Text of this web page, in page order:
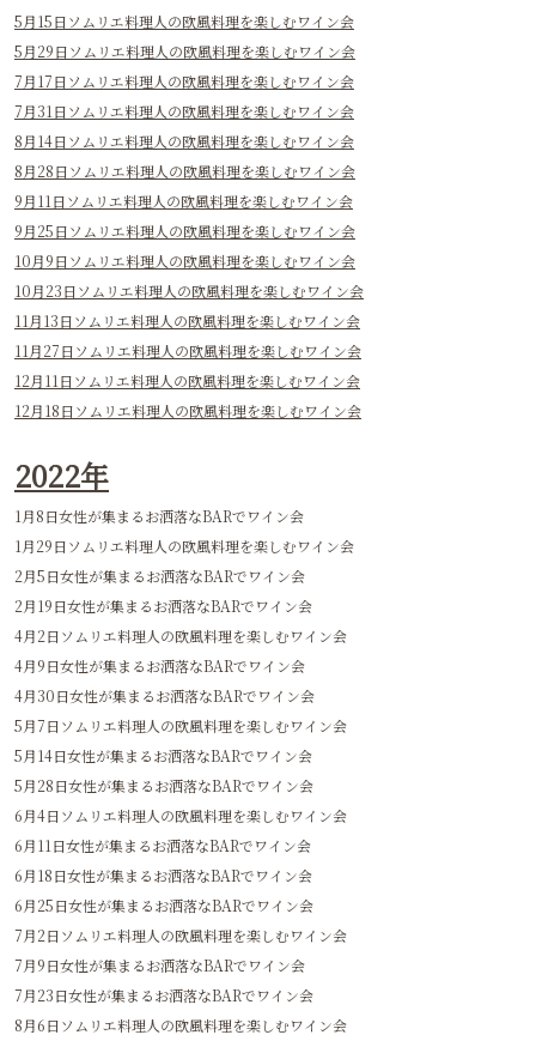
12月19日Xmasワイン会
12月20日30代のXmasワイン会
12月20日大人のXmasワイン会
12月26日（土）30代の忘年ワイン会
12月26日（土）大人の忘年ワイン会
12月27日（土）師走ワイン会
2021年
1月16日新年ワイン会
3月13日ソムリエ料理人の欧風料理を楽しむワイン会
3月27日ソムリエ料理人の欧風料理を楽しむワイン会
4月10日ソムリエ料理人の欧風料理を楽しむワイン会
5月1日ソムリエ料理人の欧風料理を楽しむワイン会
5月15日ソムリエ料理人の欧風料理を楽しむワイン会
7月17日ソムリエ料理人の欧風料理を楽しむワイン会
7月31日ソムリエ料理人の欧風料理を楽しむワイン会
8月14日ソムリエ料理人の欧風料理を楽しむワイン会
8月28日ソムリエ料理人の欧風料理を楽しむワイン会
9月11日ソムリエ料理人の欧風料理を楽しむワイン会
9月25日ソムリエ料理人の欧風料理を楽しむワイン会
10月9日ソムリエ料理人の欧風料理を楽しむワイン会
10月23日ソムリエ料理人の欧風料理を楽しむワイン会
11月13日ソムリエ料理人の欧風料理を楽しむワイン会
11月27日ソムリエ料理人の欧風料理を楽しむワイン会
12月11日ソムリエ料理人の欧風料理を楽しむワイン会
12月18日ソムリエ料理人の欧風料理を楽しむワイン会
2022年
1月8日女性が集まるお洒落なBARでワイン会
1月29日ソムリエ料理人の欧風料理を楽しむワイン会
2月5日女性が集まるお洒落なBARでワイン会
2月19日女性が集まるお洒落なBARでワイン会
4月2日ソムリエ料理人の欧風料理を楽しむワイン会